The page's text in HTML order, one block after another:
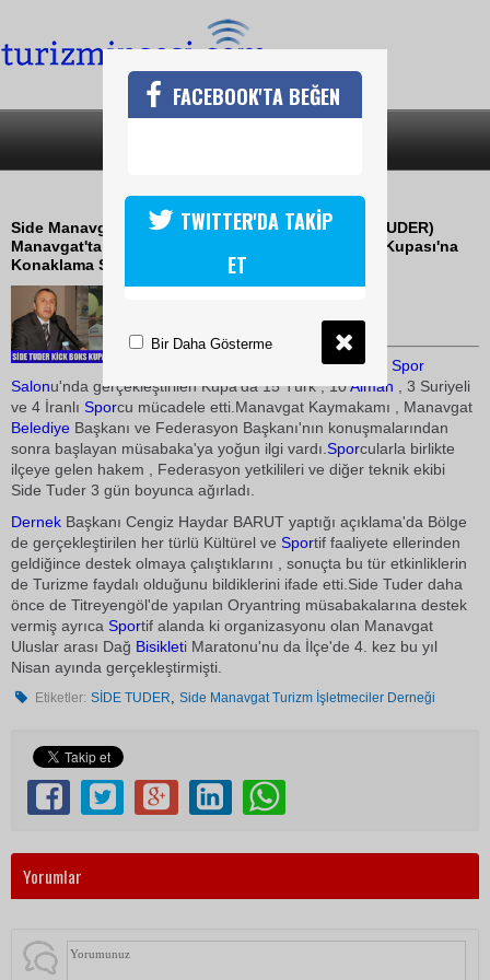
TURİZMCİLERDEN SPORA DESTEK
Side Manavgat Turizm İşletmeciler Derneği (SİDE TUDER)
Manavgat'ta düzenlenen 1.Uluslararası Kick Boks Kupası'na
Konaklama Sponsoru olarak destek verdi.
30 Mayıs'ta Manavgat Kapalı Spor
Salonu'nda gerçekleştirilen Kupa'da 15 Türk , 10Alman
, 3 Suriyeli
ve 4 İranlı Sporcu mücadele etti.Manavgat Kaymakamı , Manavgat
Belediye Başkanı ve Federasyon Başkanı'nın konuşmalarından
sonra başlayan müsabaka'ya yoğun ilgi vardı. Sporcularla birlikte
ilçeye gelen hakem , Federasyon yetkilileri ve diğer teknik ekibi
Side Tuder 3 gün boyunca ağırladı.
Dernek Başkanı Cengiz Haydar BARUT yaptığı açıklama'da Bölge
de gerçekleştirilen her türlü Kültürel ve Sportif faaliyete ellerinden
geldiğince destek olmaya çalıştıklarını , sonuçta bu tür etkinliklerin
de Turizme faydalı olduğunu bildiklerini ifade etti.Side Tuder daha
önce de Titreyengöl'de yapılan Oryantring müsabakalarına destek
vermiş ayrıca Sportif alanda ki organizasyonu olan Manavgat
Uluslar arası Dağ Bisikleti Maratonu'nu da İlçe'de 4. kez bu yıl
Nisan ayında gerçekleştirmişti.
Etiketler: SİDE TUDER,Side Manavgat Turizm İşletmeciler Derneği
Yorumlar
FACEBOOK'TA BEĞEN
TWITTER'DA TAKİP
ET
Bir Daha Gösterme